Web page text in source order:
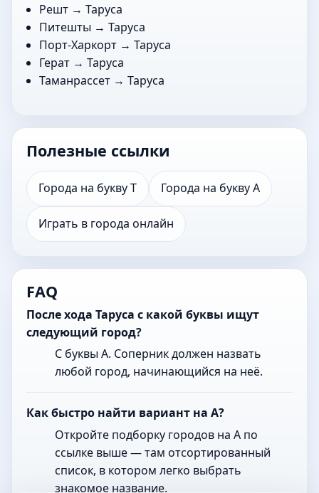
Решт → Таруса
Питешты → Таруса
Порт-Харкорт → Таруса
Герат → Таруса
Таманрассет → Таруса
Полезные ссылки
Города на букву Т Города на букву А
Играть в города онлайн
FAQ
После хода Таруса с какой буквы ищут
следующий город?
С буквы А. Соперник должен назвать
любой город, начинающийся на неё.
Как быстро найти вариант на А?
Откройте подборку городов на А по
ссылке выше — там отсортированный
список, в котором легко выбрать
знакомое название.